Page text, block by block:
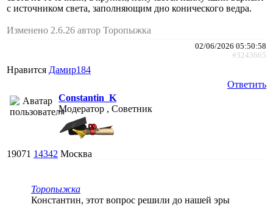
с источником света, заполняющим дно конического ведра.
Изменено 2.6.26 автор Торопыжка
02/06/2026 05:50:58
#3243665
Нравится Дамир184
Ответить
Constantin_K
Модератор , Советник
19071 14342 Москва
Торопыжка
Константин, этот вопрос решили до нашей эры